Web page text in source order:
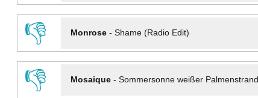
👎
Monrose- Shame (Radio Edit)
👎
Mosaique- Sommersonne weißer Palmenstrand